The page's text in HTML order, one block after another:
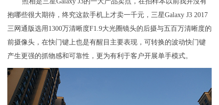
抱哪些很大期待，终究这款手机上才卖一千元，三星Galaxy J3 2017
三网通版选用1300万清晰度F1.9大光圈镜头的后摄与五百万清晰度的
前摄像头，在快门键上也是有醒目主要表现，可转换的波动快门键
产生更强的抓物感和可靠性，更为有利于客户开展单手模式。